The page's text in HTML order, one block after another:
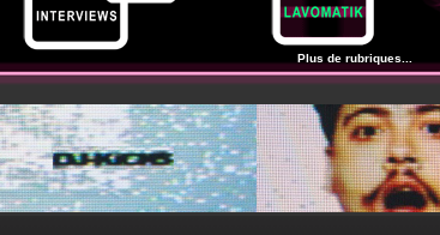
Plus de rubriques...